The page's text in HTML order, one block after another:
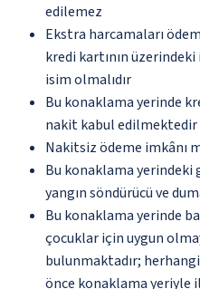
edilemez
Ekstra harcamaları
kredi kartının
isim olmalıdır
Bu konaklama yerinde
nakit kabul edilmektedir
Nakitsiz ödeme imkânı
Bu konaklama yerindeki
yangın söndürücü ve
Bu konaklama yerinde
çocuklar için uygun
bulunmaktadır; herhangi
önce konaklama yeriyle